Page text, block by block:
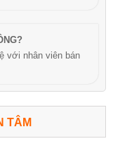
với nhân viên bán
TÂM